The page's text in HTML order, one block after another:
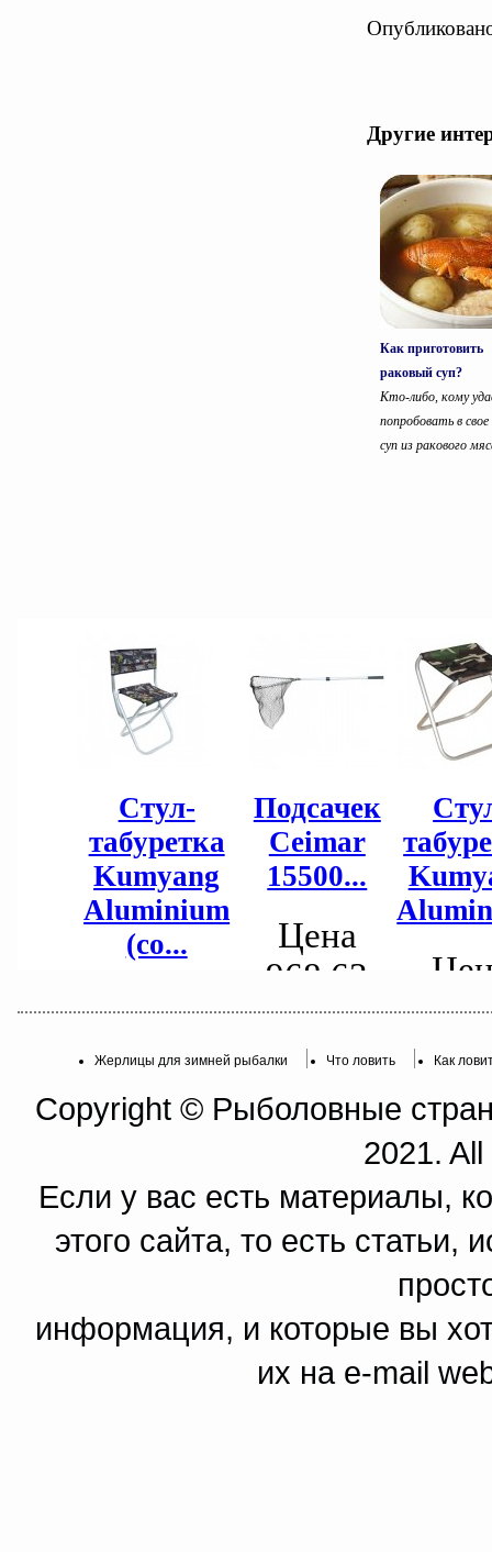
Другие
Как приготовить
раковый суп?
Кто-либо, кому
попробовать в
суп из ракового
Жерлицы для зимней рыбалки Что ловить Как
Copyright © Рыболовные
2021.
Если у вас есть материалы,
этого сайта, то есть
информация, и которые вы
их на e-mail